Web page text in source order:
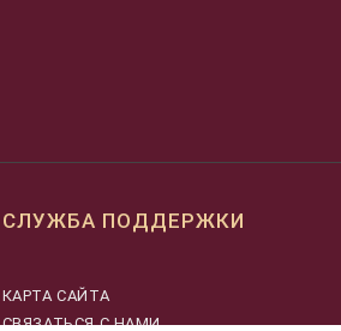
СЛУЖБА ПОДДЕРЖКИ
КАРТА САЙТА
СВЯЗАТЬСЯ С НАМИ